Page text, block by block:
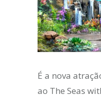
É a nova
ao The Seas